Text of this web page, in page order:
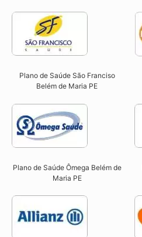
Plano de Saúde São Franciso
Belém de Maria PE​
Plano de Saúde Ômega Belém de
Maria PE​